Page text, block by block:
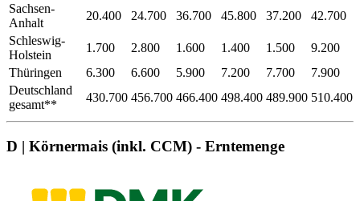
Sachsen-
Anhalt
20.400 24.700 36.700 45.800 37.200
42.700
Schleswig-
Holstein
1.700 2.800 1.600 1.400 1.500
9.200
Thüringen
6.300 6.600 5.900 7.200 7.700
7.900
Deutschland
gesamt**
430.700 456.700 466.400 498.400 489.900 510.400
D | Körnermais (inkl. CCM) - Erntemenge